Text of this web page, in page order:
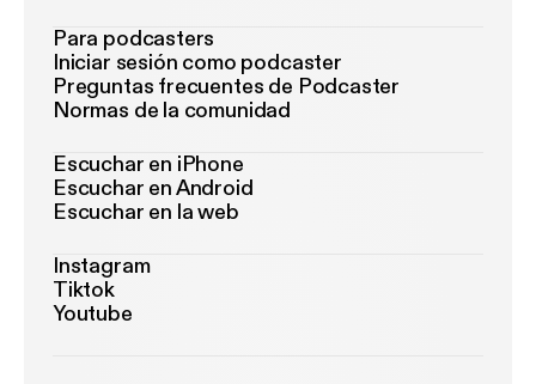
Para podcasters
Iniciar sesión como podcaster
Preguntas frecuentes de Podcaster
Normas de la comunidad
Escuchar en iPhone
Escuchar en Android
Escuchar en la web
Instagram
Tiktok
Youtube